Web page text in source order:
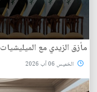
مأزق الزيدي مع الميليشيات
الخميس 06 آب 2026